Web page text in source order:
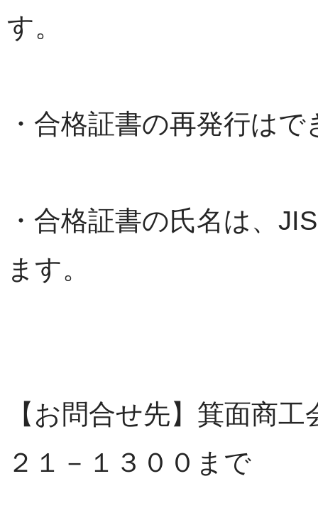
す。
・合格証書の再発行は
・合格証書の氏名は、
ます。
【お問合せ先】箕面商
２１－１３００まで